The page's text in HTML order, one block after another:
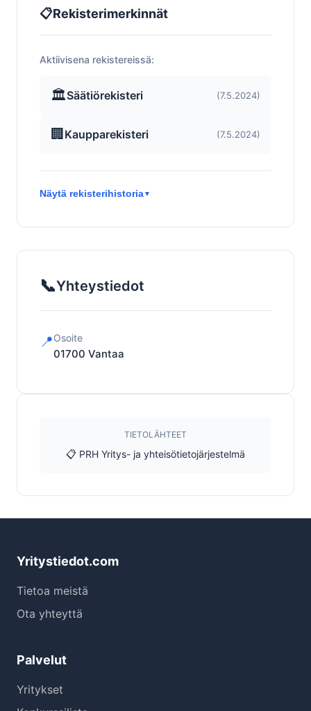
📋Rekisterimerkinnät
Aktiivisena rekistereissä:
🏛️Säätiörekisteri (7.5.2024)
🏢 Kaupparekisteri (7.5.2024)
Näytä rekisterihistoria▼
📞Yhteystiedot
📍Osoite
01700 Vantaa
TIETOLÄHTEET
📋 PRH Yritys- ja yhteisötietojärjestelmä
Yritystiedot.com
Tietoa meistä
Ota yhteyttä
Palvelut
Yritykset